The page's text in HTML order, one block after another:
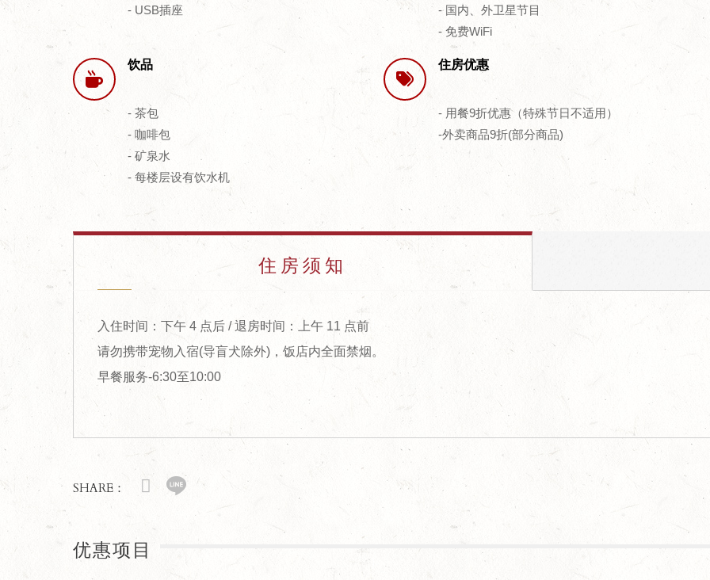
- USB插座
- 国内、外卫星节目
- 免费WiFi
饮品
- 茶包
- 咖啡包
- 矿泉水
- 每楼层设有饮水机
住房优惠
- 用餐9折优惠（特殊节日不适用）
-外卖商品9折(部分商品)
住房须知
入住时间：下午 4 点后 / 退房时间：上午 11 点前
请勿携带宠物入宿(导盲犬除外)，饭店内全面禁烟。
早餐服务-6:30至10:00
SHARE：
优惠项目